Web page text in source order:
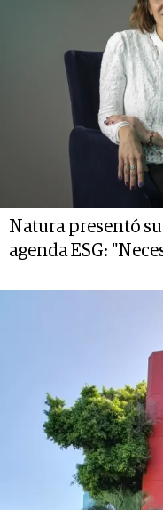
Natura presentó
agenda ESG: